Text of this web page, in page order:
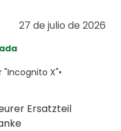
27 de julio de 2026
X"•
Ersatzteil